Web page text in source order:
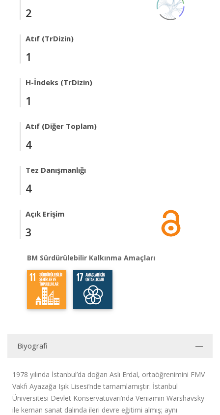
2
Atıf (TrDizin)
1
H-İndeks (TrDizin)
1
Atıf (Diğer Toplam)
4
Tez Danışmanlığı
4
Açık Erişim
3
BM Sürdürülebilir Kalkınma Amaçları
Biyografi
1978 yılında İstanbul’da doğan Aslı Erdal, ortaöğrenimini FMV
Vakfı Ayazağa Işık Lisesi’nde tamamlamıştır. İstanbul
Üniversitesi Devlet Konservatuvarı’nda Veniamin Warshavsky
ile keman sanat dalında ileri devre eğitimi almış; aynı